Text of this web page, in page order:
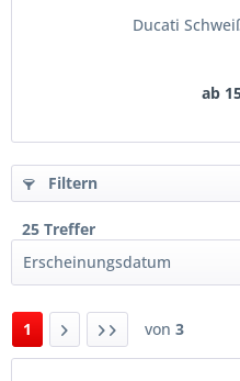
Ducati
ab
Filtern
25 Treffer
1 von 3